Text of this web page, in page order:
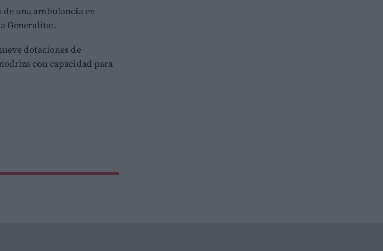
de una ambulancia en
Generalitat.
dotaciones de
con capacidad para